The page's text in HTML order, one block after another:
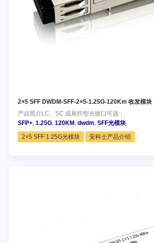
2×5 SFF DWDM-SFF-2×5-1.25G-120Km 收发模块
产品简介LC、SC 或尾纤型光接口可选；
SFP+,1.25G,120KM,dwdm,SFF光模块
2×5 SFF 1.25G光模块 安科士产品介绍